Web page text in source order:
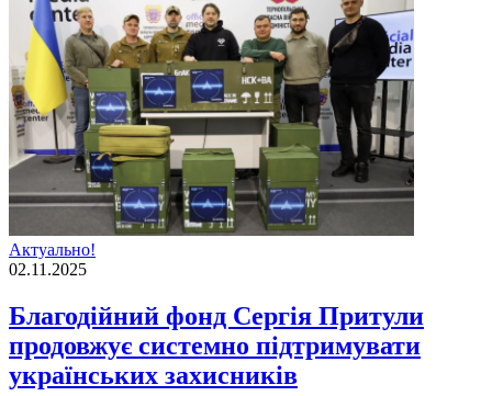
Актуально!
02.11.2025
Благодійний фонд Сергія Притули
продовжує системно підтримувати
українських захисників